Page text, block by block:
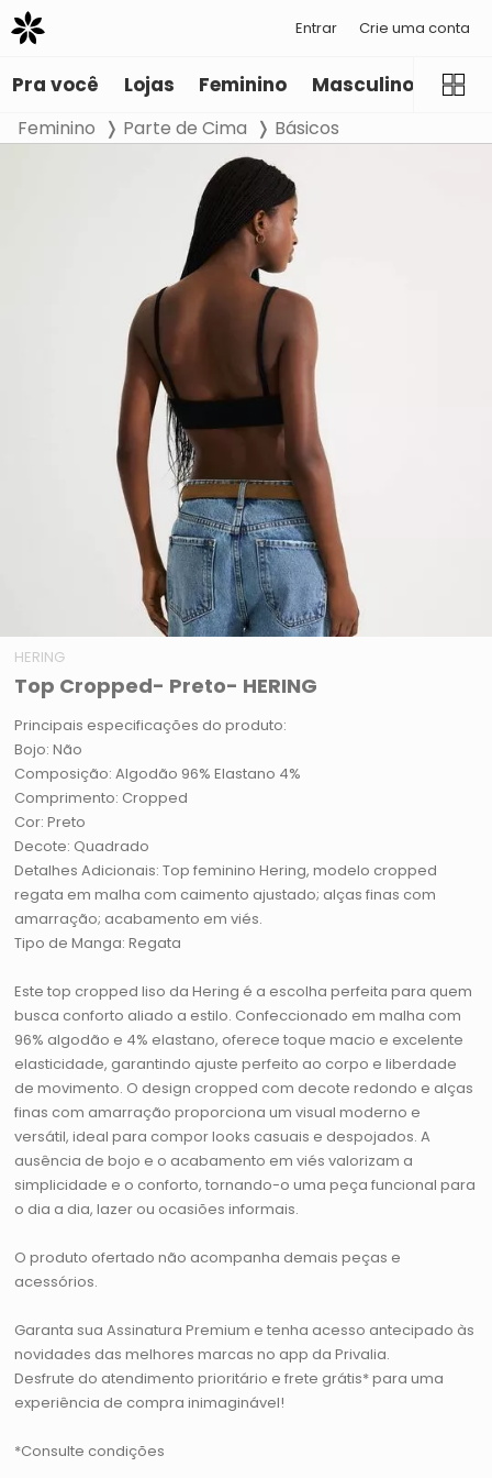
Entrar Crie uma conta
Pra você Lojas Feminino Masculino
Feminino Parte de Cima Básicos
HERING
Top Cropped- Preto- HERING
Principais especificações do produto:
Bojo: Não
Composição: Algodão 96% Elastano 4%
Comprimento: Cropped
Cor: Preto
Decote: Quadrado
Detalhes Adicionais: Top feminino Hering, modelo cropped
regata em malha com caimento ajustado; alças finas com
amarração; acabamento em viés.
Tipo de Manga: Regata
Este top cropped liso da Hering é a escolha perfeita para quem
busca conforto aliado a estilo. Confeccionado em malha com
96% algodão e 4% elastano, oferece toque macio e excelente
elasticidade, garantindo ajuste perfeito ao corpo e liberdade
de movimento. O design cropped com decote redondo e alças
finas com amarração proporciona um visual moderno e
versátil, ideal para compor looks casuais e despojados. A
ausência de bojo e o acabamento em viés valorizam a
simplicidade e o conforto, tornando-o uma peça funcional para
o dia a dia, lazer ou ocasiões informais.
O produto ofertado não acompanha demais peças e
acessórios.
Garanta sua Assinatura Premium e tenha acesso antecipado às
novidades das melhores marcas no app da Privalia.
Desfrute do atendimento prioritário e frete grátis* para uma
experiência de compra inimaginável!
*Consulte condições